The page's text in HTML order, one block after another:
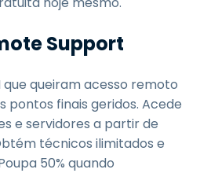
Support
que queiram acesso remoto
pontos finais geridos. Acede
e servidores a partir de
técnicos ilimitados e
50% quando